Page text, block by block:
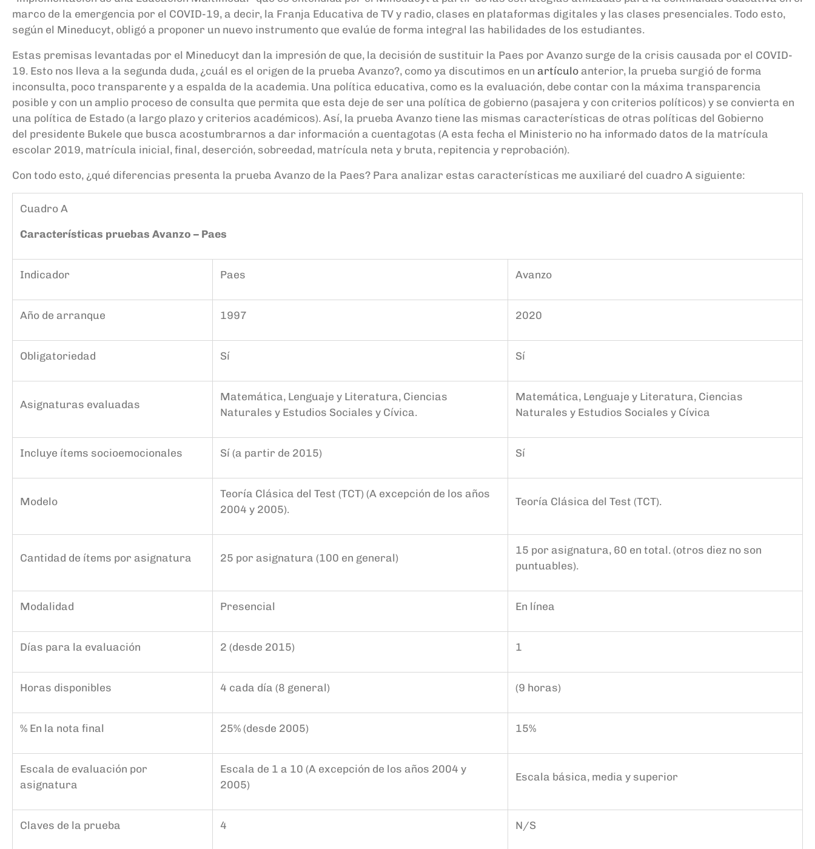
marco de la emergencia por el COVID-19, a decir, la Franja Educativa de TV y radio, clases en plataformas digitales y las clases presenciales. Todo esto,
según el Mineducyt, obligó a proponer un nuevo instrumento que evalúe de forma integral las habilidades de los estudiantes.
Estas premisas levantadas por el Mineducyt dan la impresión de que, la decisión de sustituir la Paes por Avanzo surge de la crisis causada por el COVID-
19. Esto nos lleva a la segunda duda, ¿cuál es el origen de la prueba Avanzo?, como ya discutimos en un artículo anterior, la prueba surgió de forma
inconsulta, poco transparente y a espalda de la academia. Una política educativa, como es la evaluación, debe contar con la máxima transparencia
posible y con un amplio proceso de consulta que permita que esta deje de ser una política de gobierno(pasajera y con criterios políticos)y se convierta en
una política de Estado(a largo plazo y criterios académicos). Así, la prueba Avanzo tiene las mismas características de otras políticas del Gobierno
del presidente Bukele que busca acostumbrarnos a dar información a cuentagotas (A esta fecha el Ministerio no ha informado datos de la matrícula
escolar 2019, matrícula inicial, final, deserción, sobreedad, matrícula neta y bruta, repitencia y reprobación).
Con todo esto, ¿qué diferencias presenta la prueba Avanzo de la Paes? Para analizar estas características me auxiliaré del cuadro A siguiente:
Cuadro A
Características pruebas Avanzo – Paes
Indicador Paes Avanzo
Año de arranque 1997 2020
Obligatoriedad Sí Sí
Asignaturas evaluadas
Matemática, Lenguaje y Literatura, Ciencias
Naturales y Estudios Sociales y Cívica.
Matemática, Lenguaje y Literatura, Ciencias
Naturales y Estudios Sociales y Cívica
Incluye ítems socioemocionales Sí (a partir de 2015) Sí
Modelo
Teoría Clásica del Test (TCT) (A excepción de los años
2004 y 2005).
Teoría Clásica del Test (TCT).
Cantidad de ítems por asignatura 25 por asignatura (100 en general)
15 por asignatura, 60 en total. (otros diez no son
puntuables).
Modalidad Presencial En línea
Días para la evaluación 2 (desde 2015) 1
Horas disponibles 4 cada día (8 general) (9 horas)
% En la nota final 25%(desde 2005) 15%
Escala de evaluación por
asignatura
Escala de 1 a 10 (A excepción de los años 2004 y
2005)
Escala básica, media y superior
Claves de la prueba 4 N/S